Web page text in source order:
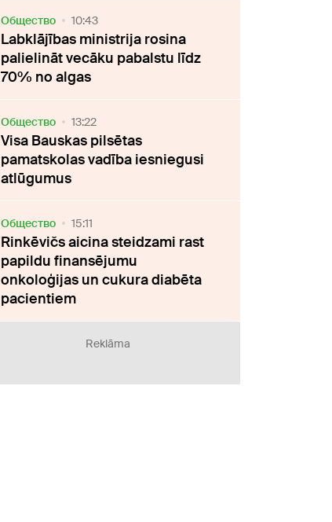
Oбщество 10:43
Labklājības ministrija rosina
palielināt vecāku pabalstu līdz
70% no algas
Oбщество 13:22
Visa Bauskas pilsētas
pamatskolas vadība iesniegusi
atlūgumus
Oбщество 15:11
Rinkēvičs aicina steidzami rast
papildu finansējumu
onkoloģijas un cukura diabēta
pacientiem
Reklāma